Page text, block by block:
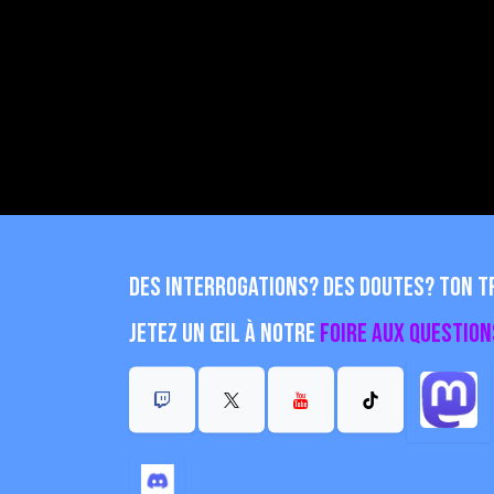
Des interrogations? Des doutes? Ton
Jetez un œil à notre Foire aux